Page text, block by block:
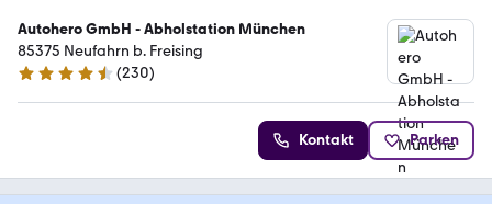
Autohero GmbH - Abholstation München
85375 Neufahrn b. Freising
4.4 Sterne
(230)
Kontakt Parken